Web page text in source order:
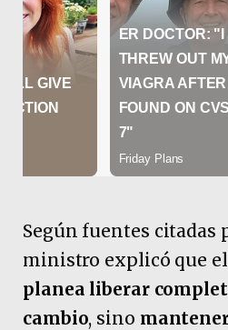
Según fuentes citadas
ministro explicó que
planea liberar
cambio, sino